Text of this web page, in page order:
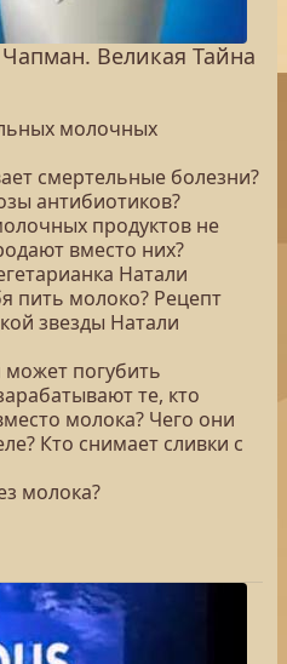
Великая Тайна
молочных
смертельные болезни?
антибиотиков?
продуктов не
вместо них?
Натали
пить молоко? Рецепт
звезды Натали
может погубить
те, кто
молока? Чего они
Кто снимает сливки с
молока?